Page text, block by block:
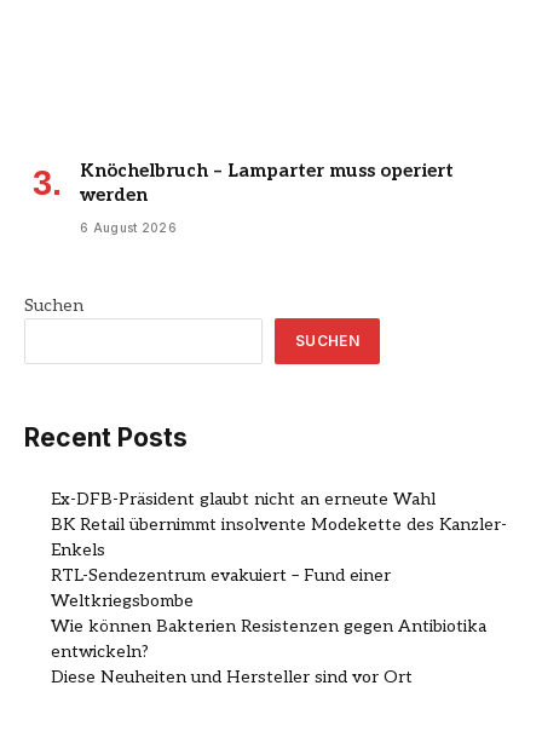
Knöchelbruch – Lamparter muss operiert
werden
6 August 2026
Suchen
SUCHEN
Recent Posts
Ex-DFB-Präsident glaubt nicht an erneute Wahl
BK Retail übernimmt insolvente Modekette des Kanzler-
Enkels
RTL-Sendezentrum evakuiert – Fund einer
Weltkriegsbombe
Wie können Bakterien Resistenzen gegen Antibiotika
entwickeln?
Diese Neuheiten und Hersteller sind vor Ort